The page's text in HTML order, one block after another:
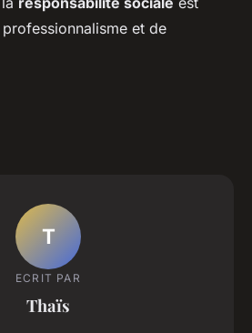
et de
T
ECRIT PAR
Thaïs